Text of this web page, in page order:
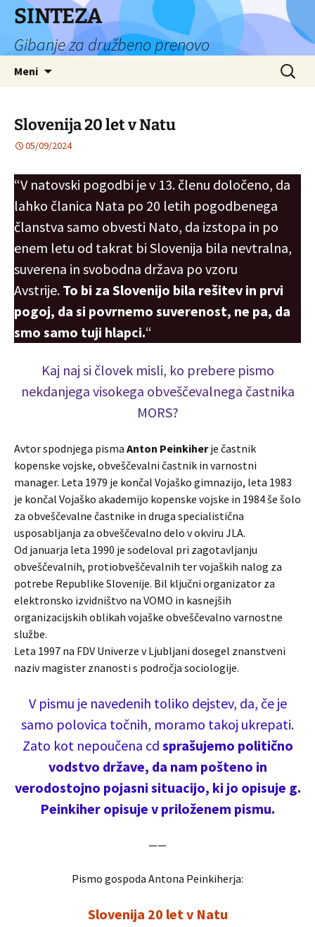
Preskoči
vsebino
SINTEZA
Gibanje za družbeno prenovo
Meni Išči:
Slovenija 20 let v Natu
05/09/2024
“V natovski pogodbi je v 13. členu določeno, da
lahko članica Nata po 20 letih pogodbenega
članstva samo obvesti Nato, da izstopa in po
enem letu od takrat bi Slovenija bila nevtralna,
suverena in svobodna država po vzoru
Avstrije. To bi za Slovenijo bila rešitev in prvi
pogoj, da si povrnemo suverenost, ne pa, da
smo samo tuji hlapci.“
Kaj naj si človek misli, ko prebere pismo
nekdanjega visokega obveščevalnega častnika
MORS?
Avtor spodnjega pisma Anton Peinkiherje častnik
kopenske vojske, obveščevalni častnik in varnostni
manager. Leta 1979 je končal Vojaško gimnazijo, leta 1983
je končal Vojaško akademijo kopenske vojske in 1984 še šolo
za obveščevalne častnike in druga specialistična
usposabljanja za obveščevalno delo v okviru JLA.
Od januarja leta 1990 je sodeloval pri zagotavljanju
obveščevalnih, protiobveščevalnih ter vojaških nalog za
potrebe Republike Slovenije. Bil ključni organizator za
elektronsko izvidništvo na VOMO in kasnejših
organizacijskih oblikah vojaške obveščevalno varnostne
službe.
Leta 1997 na FDV Univerze v Ljubljani dosegel znanstveni
naziv magister znanosti s področja sociologije.
V pismu je navedenih toliko dejstev, da, če je
samo polovica točnih, moramo takoj ukrepati.
Zato kot nepoučena cd sprašujemo politično
vodstvo države, da nam pošteno in
verodostojno pojasni situacijo, ki jo opisuje g.
Peinkiher opisuje v priloženem pismu.
——
Pismo gospoda Antona Peinkiherja:
Slovenija 20 let v Natu